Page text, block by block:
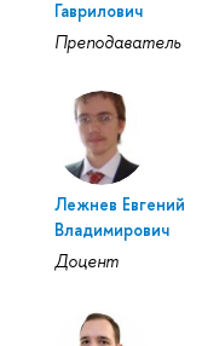
Гаврилович
Преподаватель
Лежнев Евгений
Владимирович
Доцент